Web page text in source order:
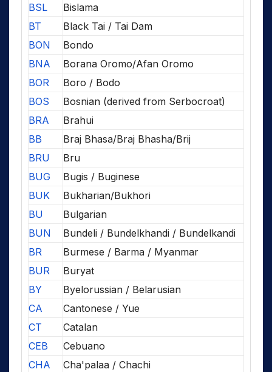
BSL
Bislama
BT
Black Tai / Tai Dam
BON
Bondo
BNA
Borana Oromo/Afan Oromo
BOR
Boro / Bodo
BOS
Bosnian (derived from Serbocroat)
BRA
Brahui
BB
Braj Bhasa/Braj Bhasha/Brij
BRU
Bru
BUG
Bugis / Buginese
BUK
Bukharian/Bukhori
BU
Bulgarian
BUN
Bundeli / Bundelkhandi / Bundelkandi
BR
Burmese / Barma / Myanmar
BUR
Buryat
BY
Byelorussian / Belarusian
CA
Cantonese / Yue
CT
Catalan
CEB
Cebuano
CHA
Cha'palaa / Chachi